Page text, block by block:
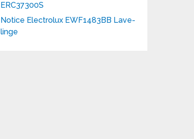
ERC37300S
Notice Electrolux EWF1483BB Lave-
linge